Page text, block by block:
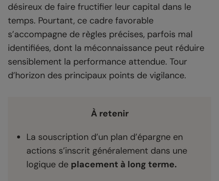
désireux de faire fructifier leur capital dans le
temps. Pourtant, ce cadre favorable
s’accompagne de règles précises, parfois mal
identifiées, dont la méconnaissance peut réduire
sensiblement la performance attendue. Tour
d’horizon des principaux points de vigilance.
À retenir
La souscription d’un plan d’épargne en
actions s’inscrit généralement dans une
logique de placement à long terme.